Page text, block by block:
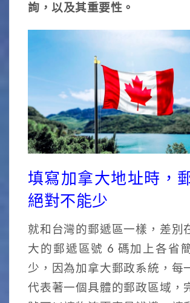
詢，以及其重要性。
填寫加拿大地址時，
絕對不能少
就和台灣的郵遞區一樣，差別
大的郵遞區號 6 碼加上各省
少，因為加拿大郵政系統，每
代表著一個具體的郵政區域，